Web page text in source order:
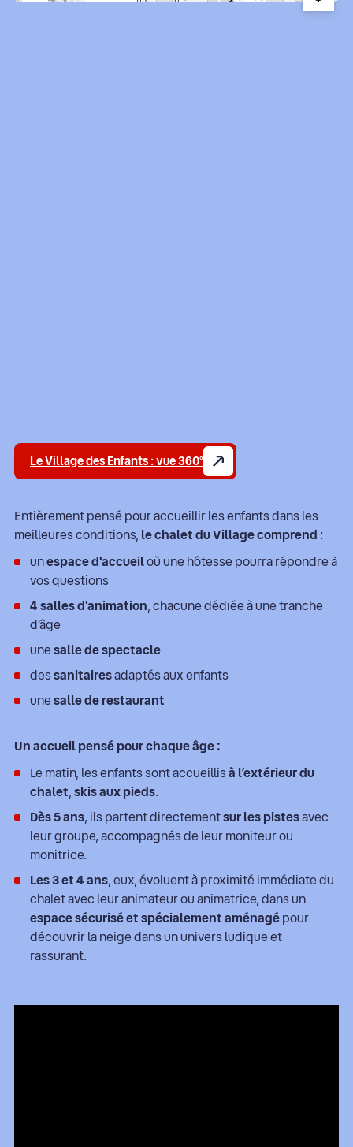
Le Village des Enfants : vue 360°
Entièrement pensé pour accueillir les enfants dans les
meilleures conditions, le chalet du Village comprend :
unespace d'accueiloù une hôtesse pourra répondre à
vos questions
4 salles d'animation, chacune dédiée à une tranche
d'âge
unesalle de spectacle
dessanitairesadaptés aux enfants
unesalle de restaurant
Un accueil pensé pour chaque âge :
Le matin, les enfants sont accueillisà l’extérieur du
chalet,skis aux pieds.
Dès 5 ans, ils partent directementsur les pistesavec
leur groupe, accompagnés de leur moniteur ou
monitrice.
Les 3 et 4 ans, eux, évoluent à proximité immédiate du
chalet avec leur animateur ou animatrice, dans un
espace sécurisé et spécialement aménagépour
découvrir la neige dans un univers ludique et
rassurant.